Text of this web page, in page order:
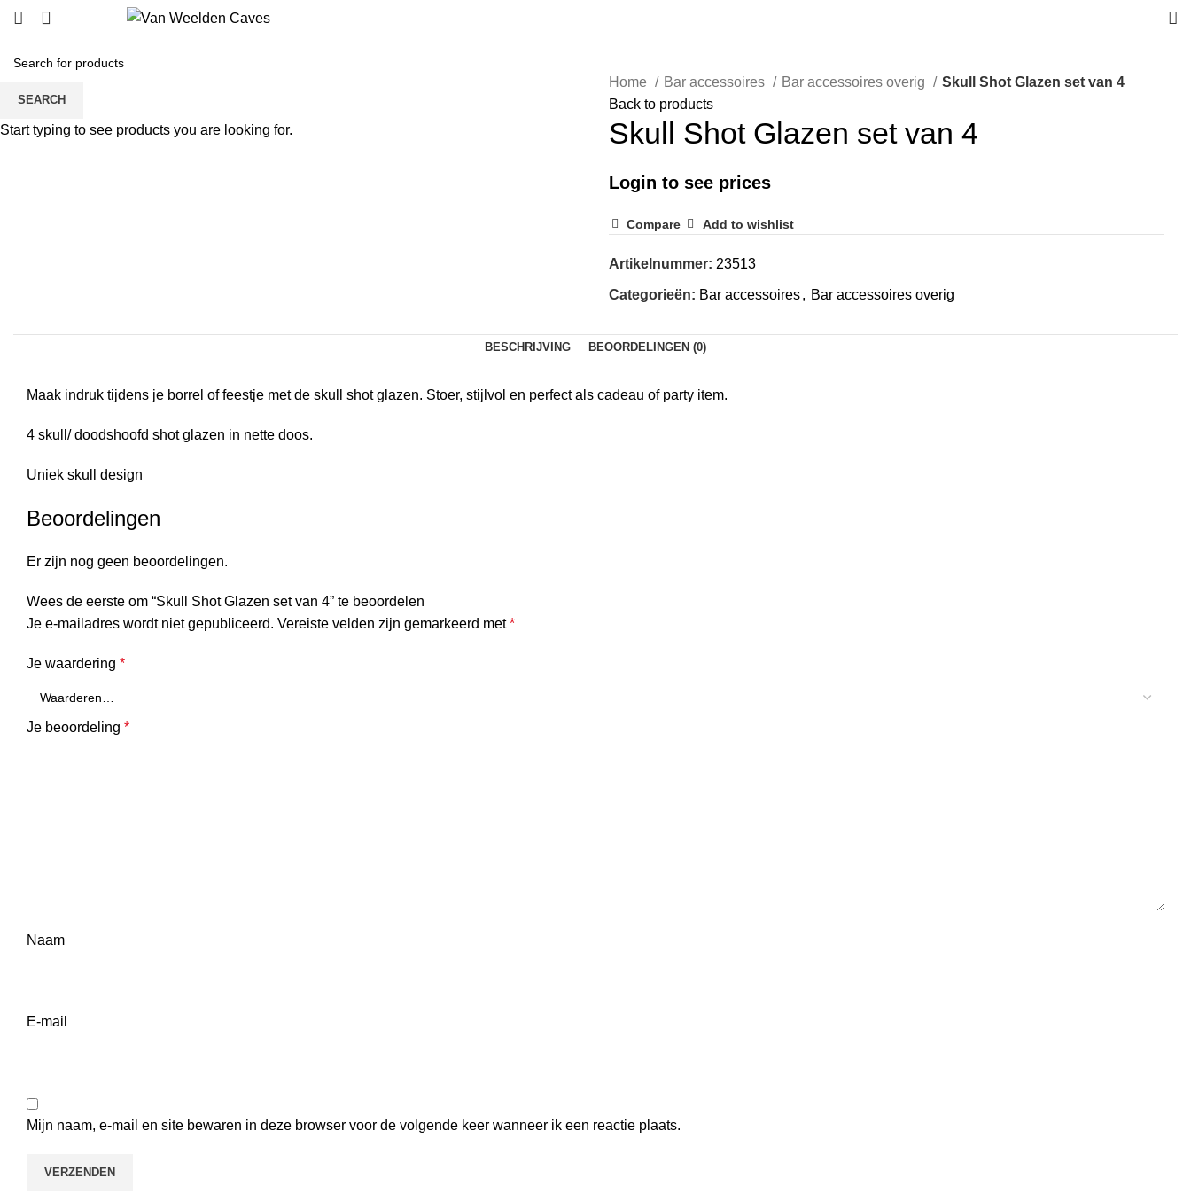
Home Bar accessoires Bar accessoires overig
Skull Shot Glazen set van 4
Back to products
Skull Shot Glazen set van 4
Login to see prices
Compare Add to wishlist
Artikelnummer: 23513
Categorieën: Bar accessoires, Bar accessoires overig
BESCHRIJVING BEOORDELINGEN (0)
Maak indruk tijdens je borrel of feestje met de skull shot glazen. Stoer, stijlvol en perfect als cadeau of party item.
4 skull/ doodshoofd shot glazen in nette doos.
Uniek skull design
Beoordelingen
Er zijn nog geen beoordelingen.
Wees de eerste om “Skull Shot Glazen set van 4” te beoordelen
Je e-mailadres wordt niet gepubliceerd. Vereiste velden zijn gemarkeerd met*
Je waardering *
Je beoordeling *
Naam
E-mail
Mijn naam, e-mail en site bewaren in deze browser voor de volgende keer wanneer ik een reactie plaats.
SEARCH
Start typing to see products you are looking for.